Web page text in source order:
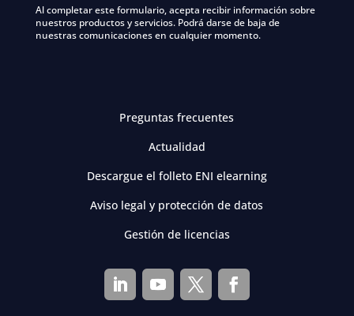
Al completar este formulario, acepta recibir información sobre
nuestros productos y servicios. Podrá darse de baja de
nuestras comunicaciones en cualquier momento.
Preguntas frecuentes
Actualidad
Descargue el folleto ENI elearning
Aviso legal y protección de datos
Gestión de licencias